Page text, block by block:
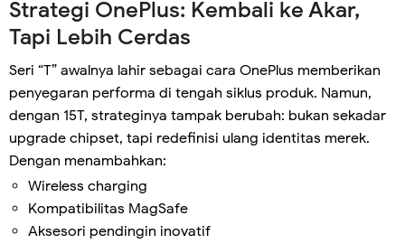
Strategi OnePlus: Kembali ke Akar,
Tapi Lebih Cerdas
Seri “T” awalnya lahir sebagai cara OnePlus memberikan
penyegaran performa di tengah siklus produk. Namun,
dengan 15T, strateginya tampak berubah: bukan sekadar
upgrade chipset, tapi redefinisi ulang identitas merek.
Dengan menambahkan:
Wireless charging
Kompatibilitas MagSafe
Aksesori pendingin inovatif